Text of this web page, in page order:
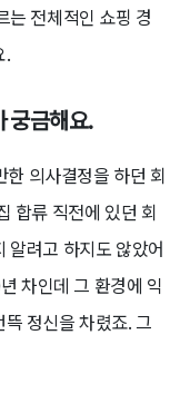
는 전체적인 쇼핑 경
.
궁금해요.
의사결정을 하던 회
합류 직전에 있던 회
알려고 하지도 않았어
차인데 그 환경에 익
정신을 차렸죠. 그